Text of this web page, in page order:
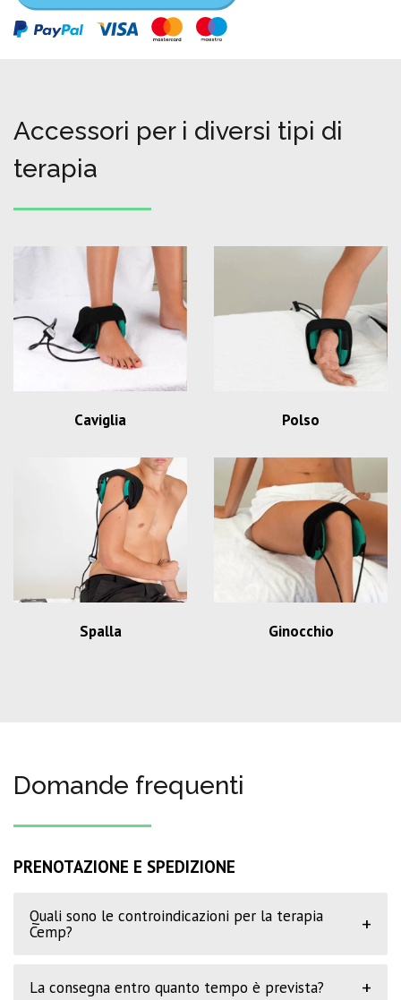
Accessori per i diversi tipi di
terapia
Caviglia Polso
Spalla Ginocchio
Domande frequenti
PRENOTAZIONE E SPEDIZIONE
Quali sono le controindicazioni per la terapia
Cemp?
+
La consegna entro quanto tempo è prevista? +